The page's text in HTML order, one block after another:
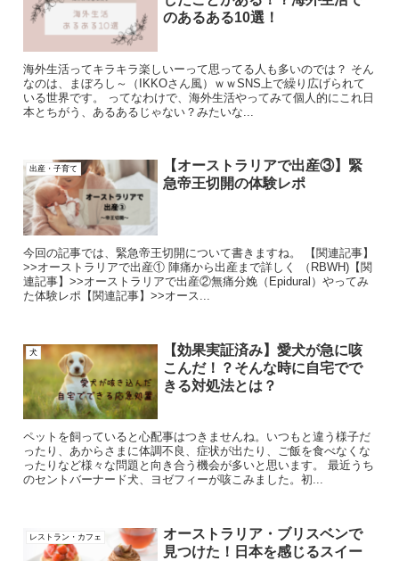
のあるある10選！
海外生活ってキラキラ楽しいーって思ってる人も多いのでは？ そん
なのは、まぼろし～（IKKOさん風）ｗｗSNS上で繰り広げられて
いる世界です。 ってなわけで、海外生活やってみて個人的にこれ日
本とちがう、あるあるじゃない？みたいな...
出産・子育て
【オーストラリアで出産③】緊
急帝王切開の体験レポ
今回の記事では、緊急帝王切開について書きますね。 【関連記事】
>>オーストラリアで出産① 陣痛から出産まで詳しく （RBWH)【関
連記事】>>オーストラリアで出産②無痛分娩（Epidural）やってみ
た体験レポ【関連記事】>>オース...
犬
【効果実証済み】愛犬が急に咳
こんだ！？そんな時に自宅でで
きる対処法とは？
ペットを飼っていると心配事はつきませんね。いつもと違う様子だ
ったり、あからさまに体調不良、症状が出たり、ご飯を食べなくな
ったりなど様々な問題と向き合う機会が多いと思います。 最近うち
のセントバーナード犬、ヨゼフィーが咳こみました。初...
レストラン・カフェ
オーストラリア・ブリスベンで
見つけた！日本を感じるスイー